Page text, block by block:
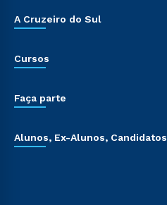
A Cruzeiro do Sul
Cursos
Faça parte
Alunos, Ex-Alunos, Candidatos